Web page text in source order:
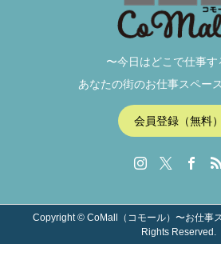
〜今日はどこで仕事す
あなたの街のお仕事スペー
会員登録（無料）
Copyright ©CoMall（コモール）〜お仕事
Rights Reserved.